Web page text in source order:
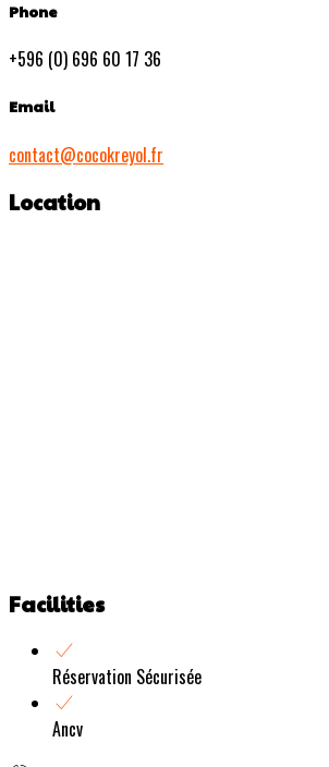
Phone
+596 (0) 696 60 17 36
Email
contact@cocokreyol.fr
Location
Facilities
Réservation Sécurisée
Ancv